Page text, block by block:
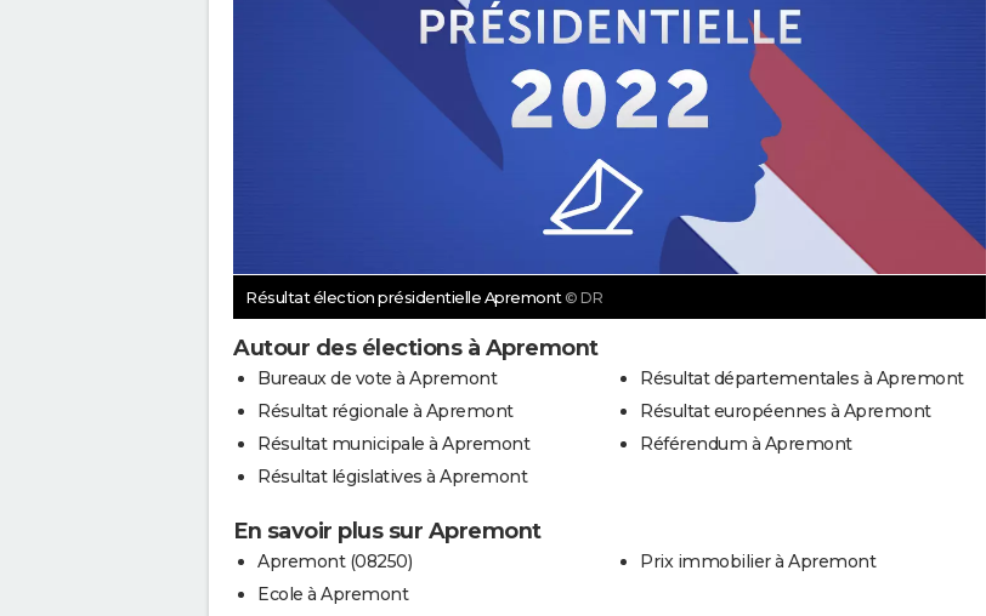
Résultat élection présidentielle Apremont © DR
Autour des élections à Apremont
Bureaux de vote à Apremont
Résultat régionale à Apremont
Résultat municipale à Apremont
Résultat législatives à Apremont
Résultat départementales à Apremont
Résultat européennes à Apremont
Référendum à Apremont
En savoir plus sur Apremont
Apremont (08250)
Ecole à Apremont
Prix immobilier à Apremont